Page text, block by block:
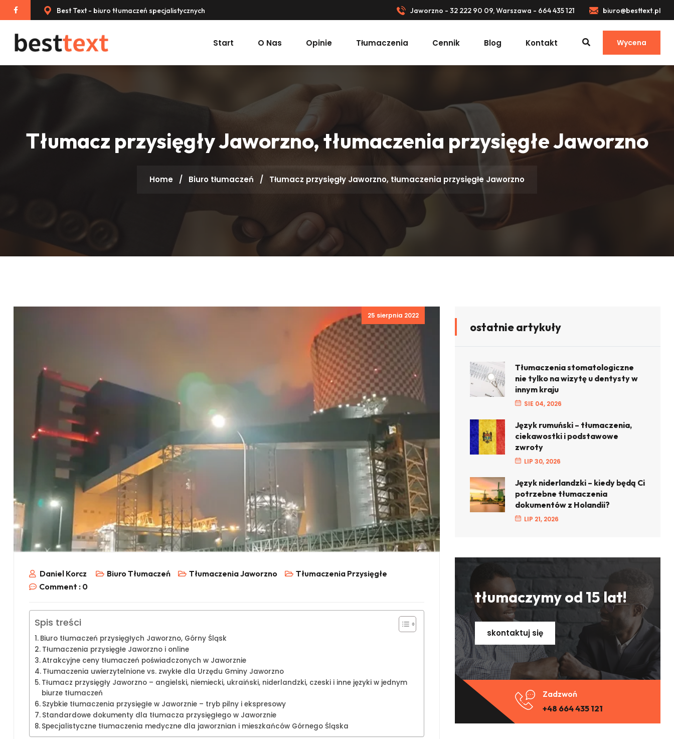
Best Text - biuro tłumaczeń specjalistycznych Jaworzno - 32 222 90 09, Warszawa - 664 435 121 biuro@besttext.pl
Start O Nas Opinie Tłumaczenia Cennik Blog Kontakt Wycena
Tłumacz przysięgły Jaworzno, tłumaczenia przysięgłe Jaworzno
Home / Biuro tłumaczeń / Tłumacz przysięgły Jaworzno, tłumaczenia przysięgłe Jaworzno
Posted
25 sierpnia 2022
Daniel Korcz Biuro Tłumaczeń Tłumaczenia Jaworzno
Tłumaczenia Przysięgłe
Comment : 0
Spis treści
Biuro tłumaczeń przysięgłych Jaworzno, Górny Śląsk
Tłumaczenia przysięgłe Jaworzno i online
Atrakcyjne ceny tłumaczeń poświadczonych w Jaworznie
Tłumaczenia uwierzytelnione vs. zwykłe dla Urzędu Gminy Jaworzno
Tłumacz przysięgły Jaworzno – angielski, niemiecki, ukraiński, niderlandzki, czeski i inne języki w jednym
biurze tłumaczeń
Szybkie tłumaczenia przysięgłe w Jaworznie – tryb pilny i ekspresowy
Standardowe dokumenty dla tłumacza przysięgłego w Jaworznie
Specjalistyczne tłumaczenia medyczne dla jaworznian i mieszkańców Górnego Śląska
ostatnie artykuły
Tłumaczenia stomatologiczne
nie tylko na wizytę u dentysty w
innym kraju
SIE 04, 2026
Język rumuński – tłumaczenia,
ciekawostki i podstawowe
zwroty
LIP 30, 2026
Język niderlandzki – kiedy będą Ci
potrzebne tłumaczenia
dokumentów z Holandii?
LIP 21, 2026
tłumaczymy od 15 lat!
skontaktuj się
Zadzwoń
+48 664 435 121